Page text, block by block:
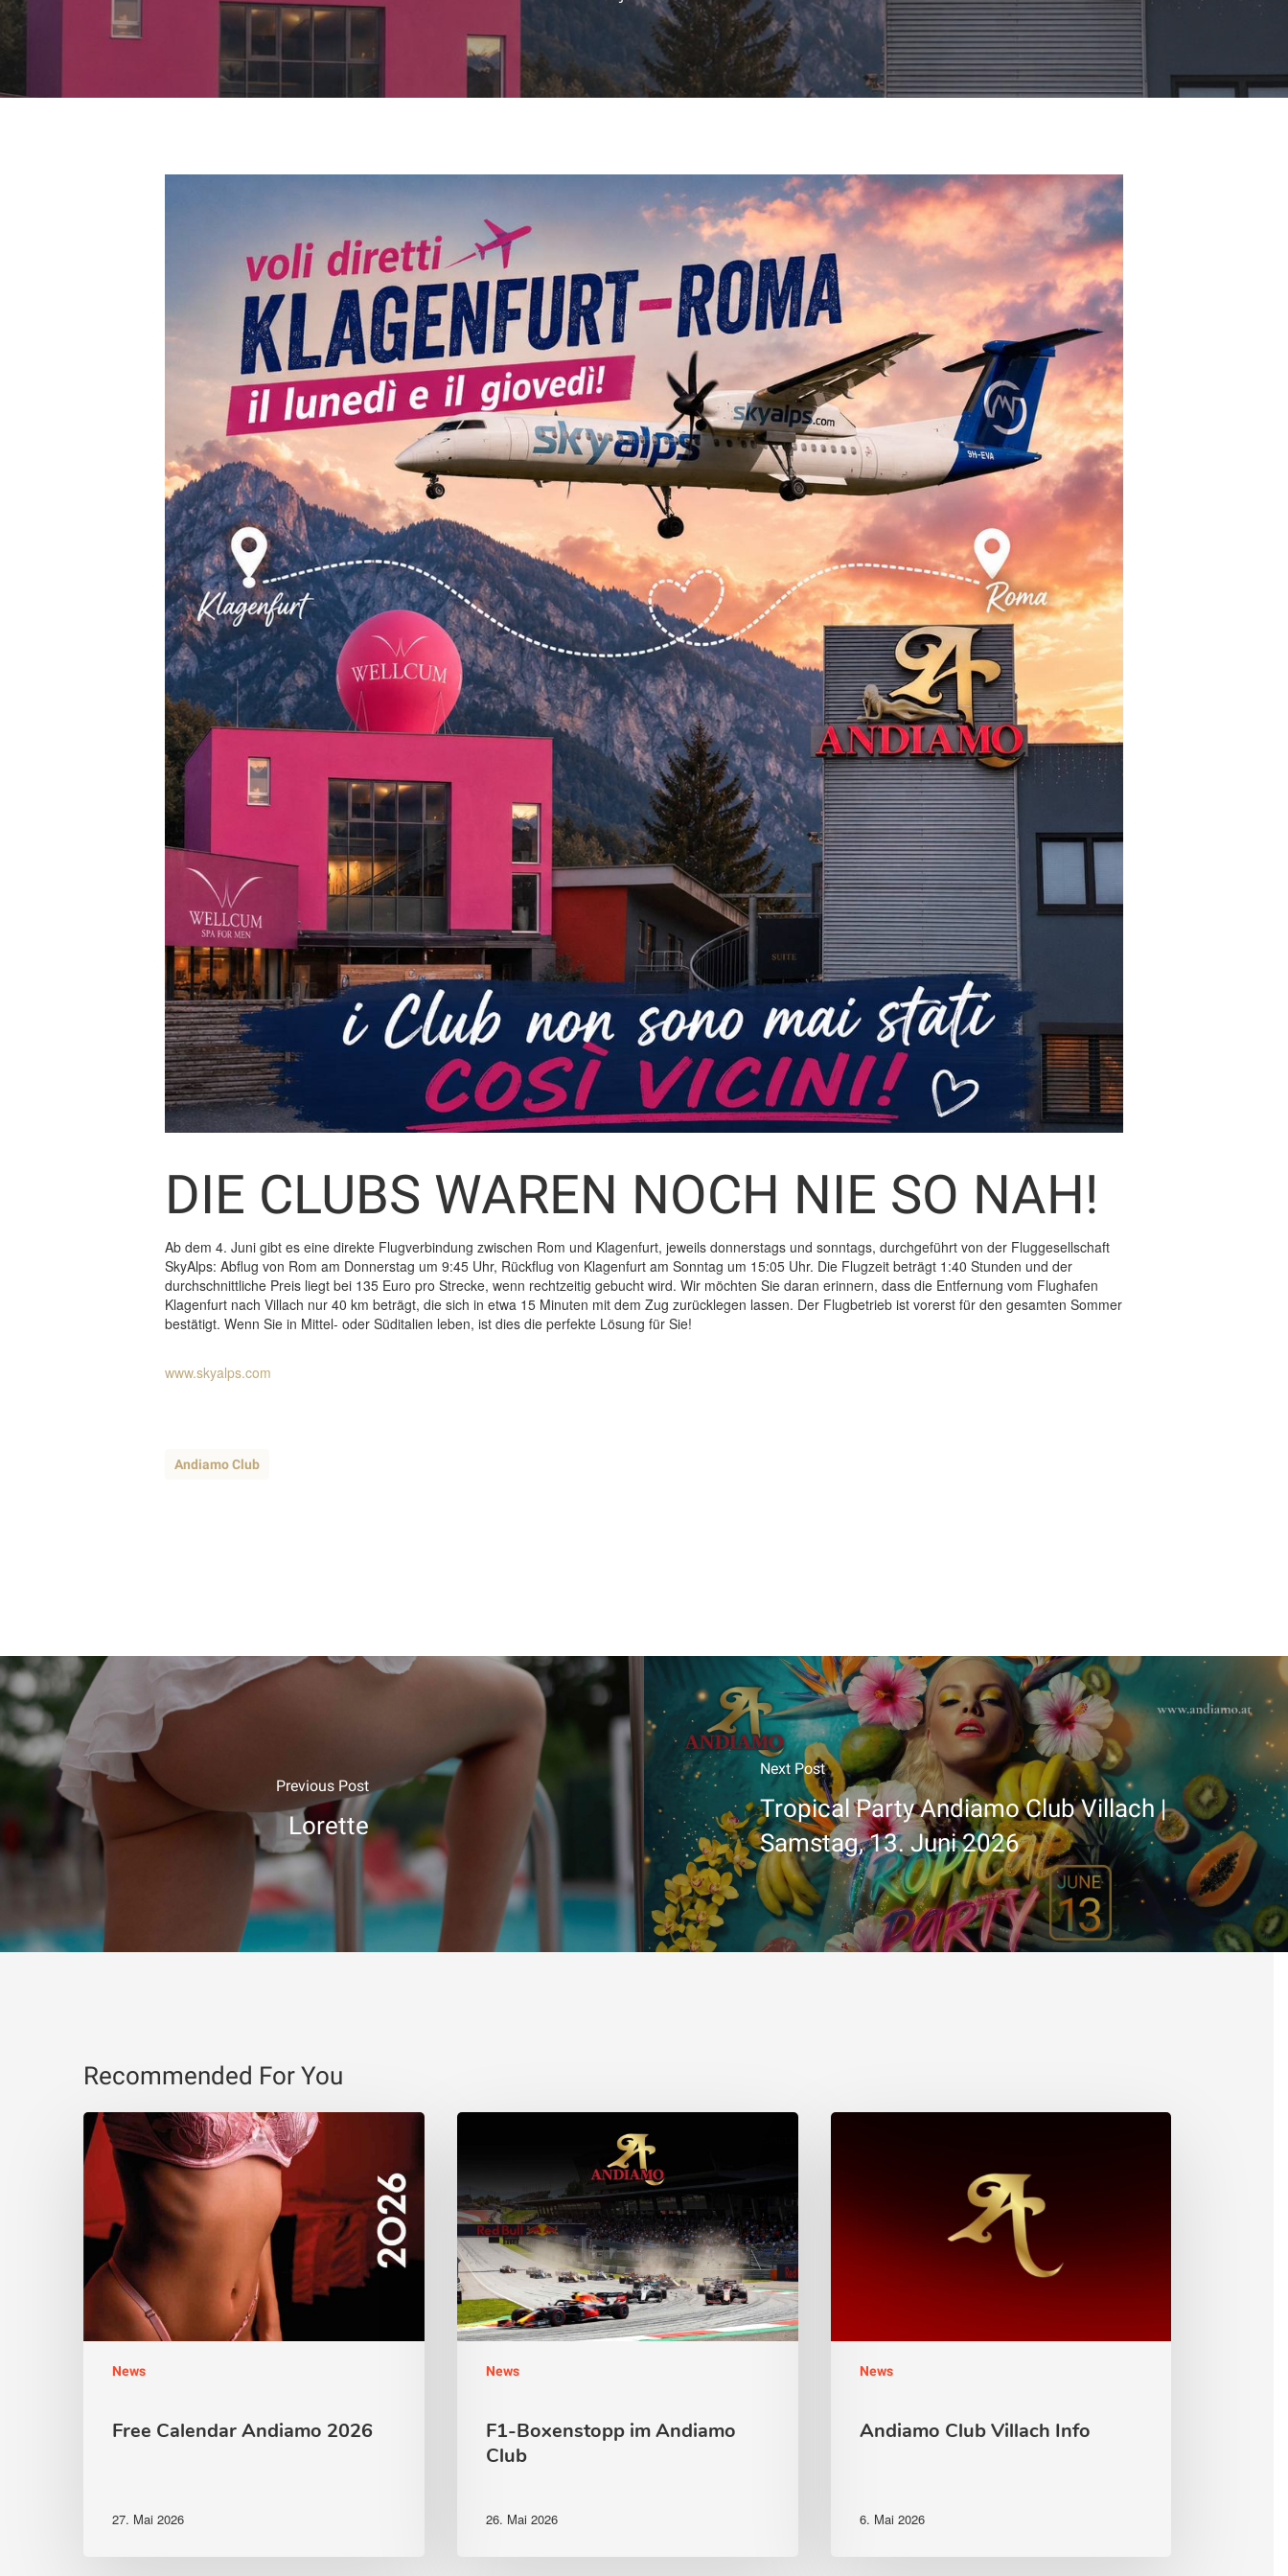
DIE CLUBS WAREN NOCH NIE SO NAH!
Ab dem 4. Juni gibt es eine direkte Flugverbindung zwischen Rom und Klagenfurt, jeweils donnerstags und sonntags, durchgeführt von der Fluggesellschaft
SkyAlps: Abflug von Rom am Donnerstag um 9:45 Uhr, Rückflug von Klagenfurt am Sonntag um 15:05 Uhr. Die Flugzeit beträgt 1:40 Stunden und der
durchschnittliche Preis liegt bei 135 Euro pro Strecke, wenn rechtzeitig gebucht wird. Wir möchten Sie daran erinnern, dass die Entfernung vom Flughafen
Klagenfurt nach Villach nur 40 km beträgt, die sich in etwa 15 Minuten mit dem Zug zurücklegen lassen. Der Flugbetrieb ist vorerst für den gesamten Sommer
bestätigt. Wenn Sie in Mittel- oder Süditalien leben, ist dies die perfekte Lösung für Sie!
www.skyalps.com
Andiamo Club
Previous Post
Lorette
Next Post
Tropical Party Andiamo Club Villach |
Samstag, 13. Juni 2026
Recommended For You
News
Free
Calendar
Andiamo
Free Calendar Andiamo 2026
27. Mai 2026
News
F1-
Club
F1-Boxenstopp im Andiamo
Club
26. Mai 2026
News
Andiamo
Andiamo Club Villach Info
6. Mai 2026